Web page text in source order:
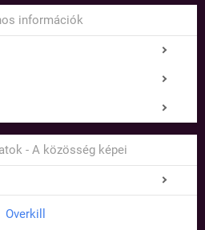
információk
- A közösség képei
Overkill